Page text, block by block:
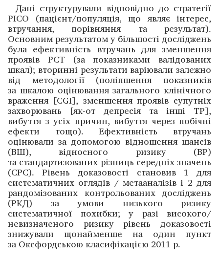
Дані структурували відповідно до стратегії
PICO (пацієнт/популяція, що являє інтерес,
втручання, порівняння та результат).
Основним результатом у більшості дослі­джень
була ефективність втручань для зменшення
проявів РСТ (за показниками валідованих
шкал); вторинні результати варіювали залежно
від методології (поліпшення показників
за шкалою оцінювання загального клінічного
враження [CGI], зменшення проявів супутніх
захворювань [як-от депресія та інші ТР],
вибуття з усіх причин, вибуття через побічні
ефекти тощо). Ефективність втручань
оцінювали за допомогою відношення шансів
(ВШ), відносного ризику (ВР)
та стандартизованих різниць середніх значень
(СРС). Рівень доказовості становив 1 для
систематичних оглядів / метааналізів і 2 для
рандомізованих контрольованих дослі­джень
(РКД) за умови низького ризику
систематичної похибки; у разі високого/
невизначеного ризику рівень доказовості
знижували щонайменше на один пункт
за Оксфордською класифікацією 2011 р.